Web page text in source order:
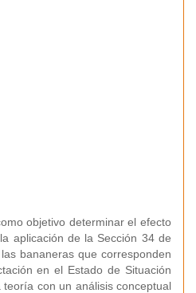
objetivo determinar el efecto
aplicación de la Sección 34 de
bananeras que corresponden
en el Estado de Situación
con un análisis conceptual